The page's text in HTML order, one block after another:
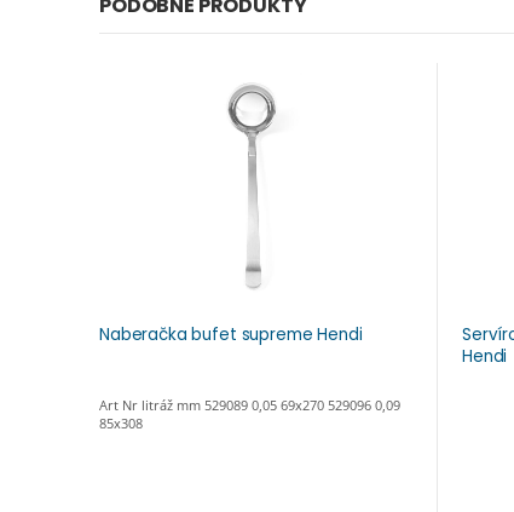
Naberačka bufet supreme Hendi
Art Nr litráž mm 529089 0,05 69x270 529096 0,09
85x308
Hendi